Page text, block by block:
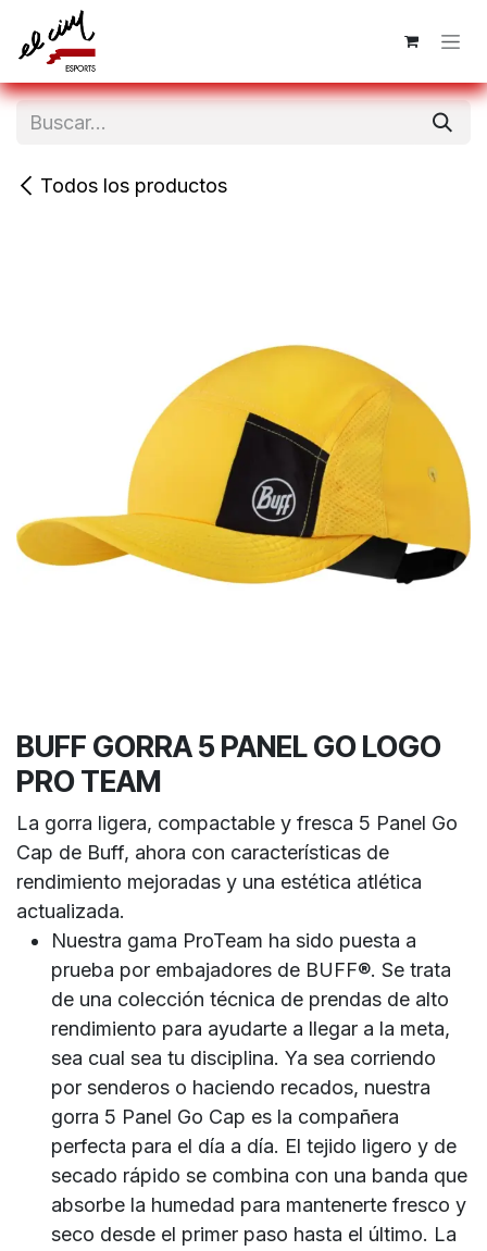
Ir al contenido
Todos los productos
BUFF GORRA 5 PANEL GO LOGO
PRO TEAM
La gorra ligera, compactable y fresca 5 Panel Go
Cap de Buff, ahora con características de
rendimiento mejoradas y una estética atlética
actualizada.
Nuestra gama ProTeam ha sido puesta a
prueba por embajadores de BUFF®. Se trata
de una colección técnica de prendas de alto
rendimiento para ayudarte a llegar a la meta,
sea cual sea tu disciplina. Ya sea corriendo
por senderos o haciendo recados, nuestra
gorra 5 Panel Go Cap es la compañera
perfecta para el día a día. El tejido ligero y de
secado rápido se combina con una banda que
absorbe la humedad para mantenerte fresco y
seco desde el primer paso hasta el último. La